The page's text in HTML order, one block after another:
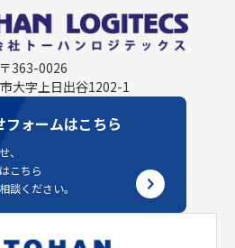
〒363-0026
大字上日出谷1202-1
フォームはこちら
、
こちら
談ください。